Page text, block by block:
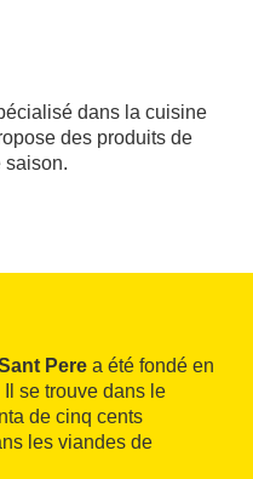
dans la cuisine
des produits de
saison.
Pere a été fondé en
se trouve dans le
de cinq cents
les viandes de